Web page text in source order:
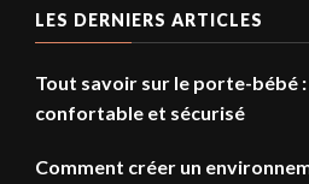
LES DERNIERS ARTICLES
Tout savoir sur le porte-bébé :
confortable et sécurisé
Comment créer un